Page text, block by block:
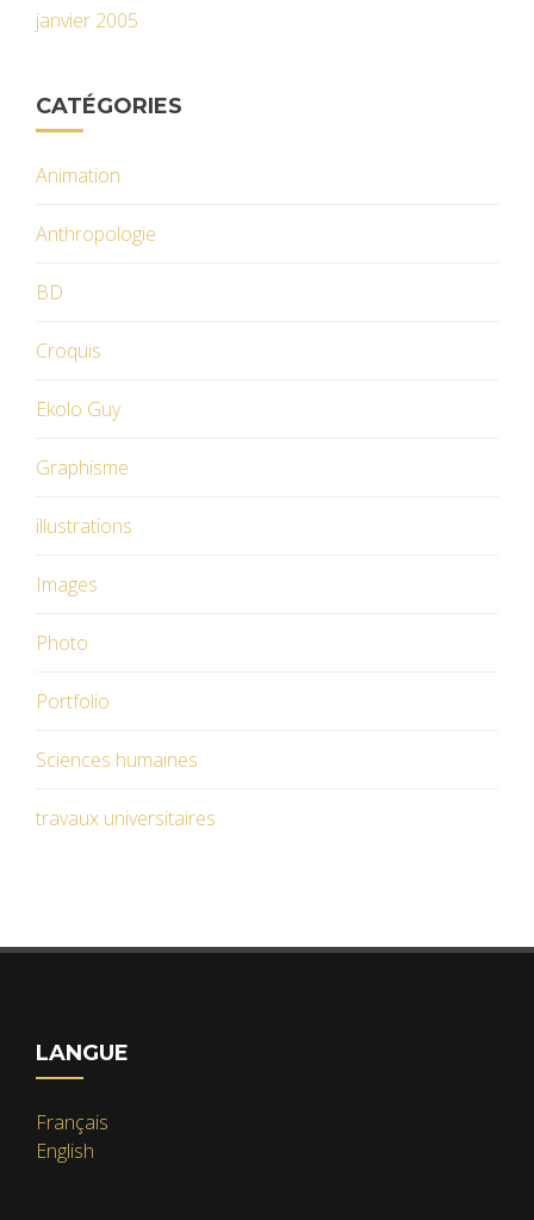
janvier 2005
CATÉGORIES
Animation
Anthropologie
BD
Croquis
Ekolo Guy
Graphisme
illustrations
Images
Photo
Portfolio
Sciences humaines
travaux universitaires
LANGUE
Français
English